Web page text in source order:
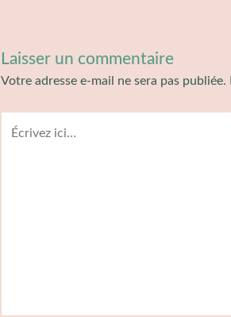
Laisser un commentaire
Votre adresse e-mail ne sera pas publiée.
Écrivez